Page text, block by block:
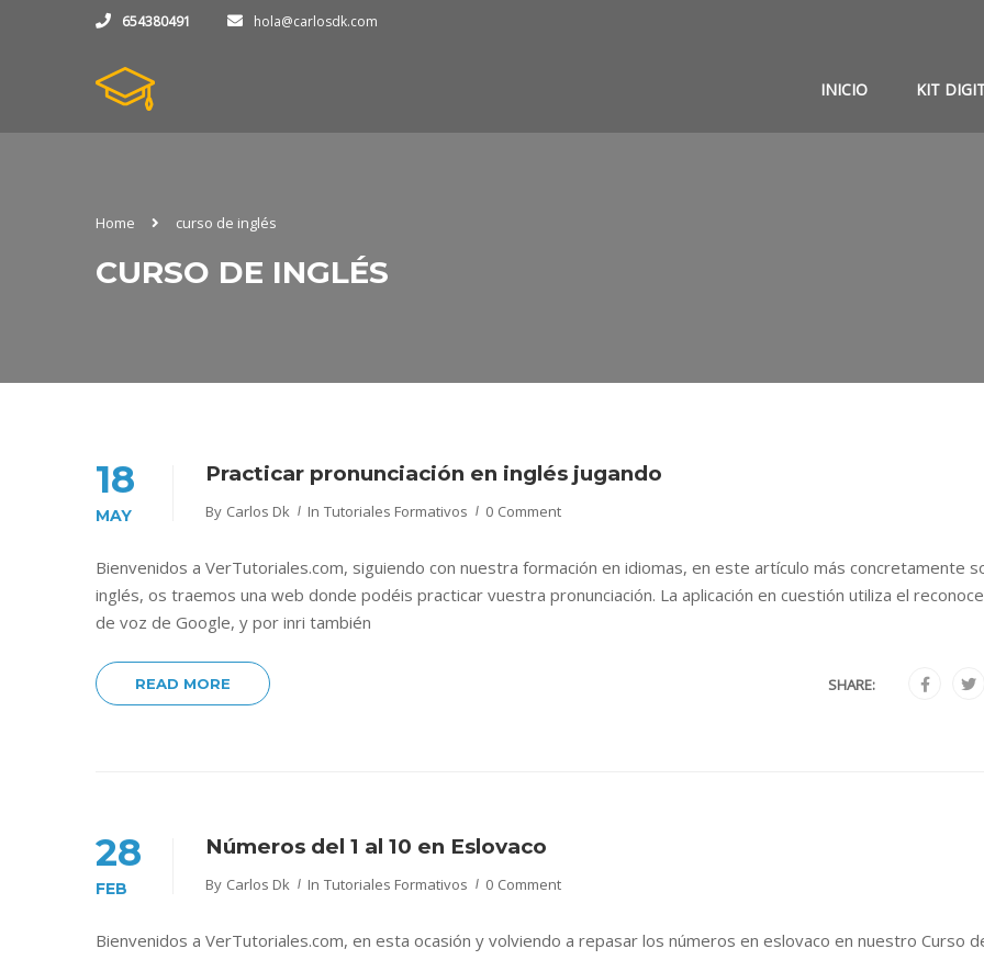
654380491 hola@carlosdk.com
INICIO KIT
Home curso de inglés
CURSO DE INGLÉS
18
MAY
Practicar pronunciación en inglés jugando
By Carlos Dk In Tutoriales Formativos 0 Comment
Bienvenidos a VerTutoriales.com, siguiendo con nuestra formación en idiomas, en este artículo más concretamente
inglés, os traemos una web donde podéis practicar vuestra pronunciación. La aplicación en cuestión utiliza el
de voz de Google, y por inri también
READ MORE SHARE:
28
FEB
Números del 1 al 10 en Eslovaco
By Carlos Dk In Tutoriales Formativos 0 Comment
Bienvenidos a VerTutoriales.com, en esta ocasión y volviendo a repasar los números en eslovaco en nuestro Curso